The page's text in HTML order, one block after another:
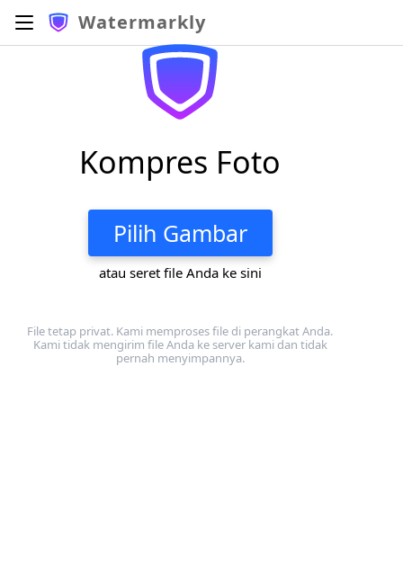
Watermarkly
Kompres Foto
Pilih Gambar
atau seret file Anda ke sini
File tetap privat. Kami memproses file di perangkat Anda.
Kami tidak mengirim file Anda ke server kami dan tidak
pernah menyimpannya.